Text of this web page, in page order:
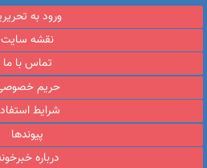
ورود به
نقشه سایت
تماس با ما
حریم
شرایط
پیوندها
درباره